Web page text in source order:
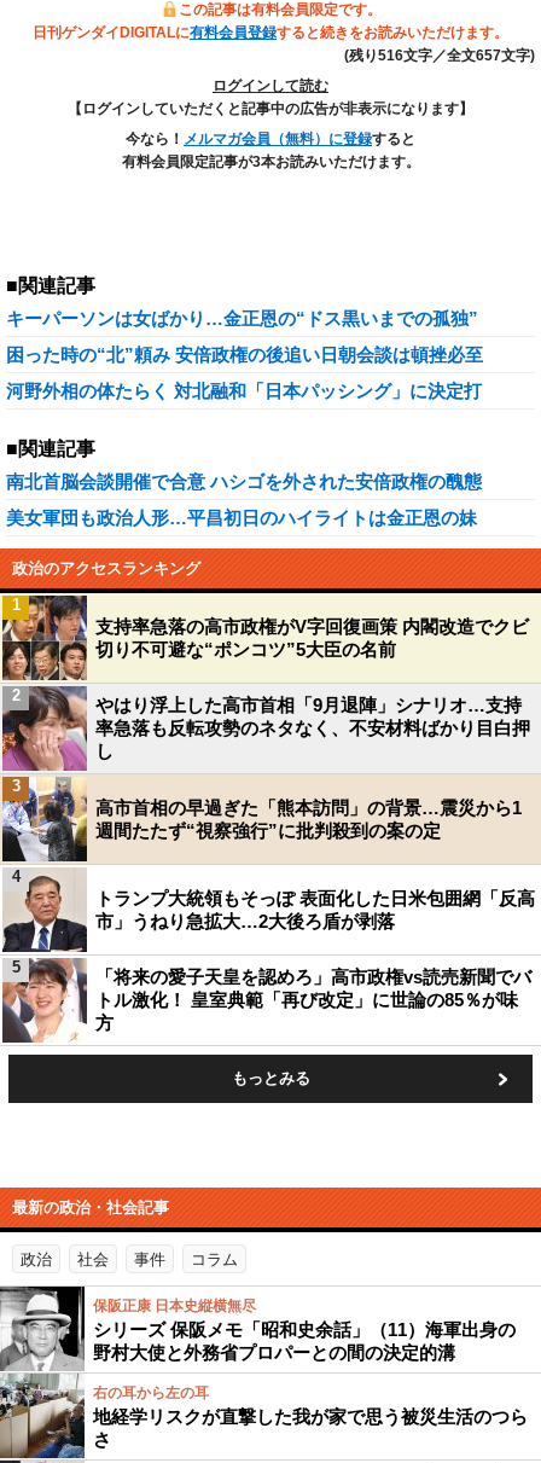
この記事は有料会員限定です。
日刊ゲンダイDIGITALに有料会員登録すると続きをお読みいただけます。
(残り516文字／全文657文字)
ログインして読む
【ログインしていただくと記事中の広告が非表示になります】
今なら！ メルマガ会員（無料）に登録すると
有料会員限定記事が3本お読みいただけます。
■関連記事
キーパーソンは女ばかり…金正恩の“ドス黒いまでの孤独”
困った時の“北”頼み 安倍政権の後追い日朝会談は頓挫必至
河野外相の体たらく 対北融和「日本パッシング」に決定打
■関連記事
南北首脳会談開催で合意 ハシゴを外された安倍政権の醜態
美女軍団も政治人形…平昌初日のハイライトは金正恩の妹
政治のアクセスランキング
支持率急落の高市政権がV字回復画策 内閣改造でクビ
切り不可避な“ポンコツ”5大臣の名前
1
やはり浮上した高市首相「9月退陣」シナリオ…支持
率急落も反転攻勢のネタなく、不安材料ばかり目白押
し
2
高市首相の早過ぎた「熊本訪問」の背景…震災から1
週間たたず“視察強行”に批判殺到の案の定
3
トランプ大統領もそっぽ 表面化した日米包囲網「反高
市」うねり急拡大…2大後ろ盾が剥落
4
「将来の愛子天皇を認めろ」高市政権vs読売新聞でバ
トル激化！ 皇室典範「再び改定」に世論の85％が味
方
5
もっとみる
最新の政治・社会記事
政治 社会 事件 コラム
保阪正康 日本史縦横無尽
シリーズ 保阪メモ「昭和史余話」（11）海軍出身の
野村大使と外務省プロパーとの間の決定的溝
右の耳から左の耳
地経学リスクが直撃した我が家で思う被災生活のつら
さ